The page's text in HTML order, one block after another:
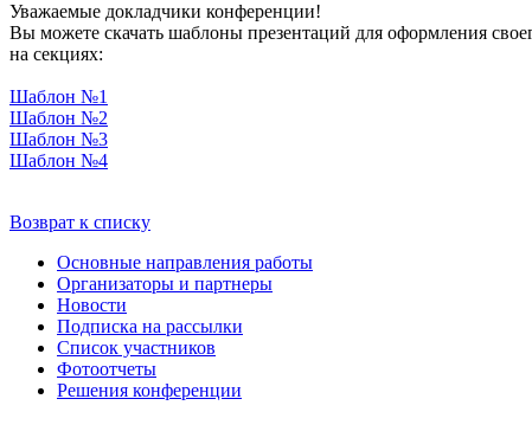
Уважаемые докладчики конференции!
Вы можете скачать шаблоны презентаций для оформления
на секциях:
Шаблон №1
Шаблон №2
Шаблон №3
Шаблон №4
Возврат к списку
Основные направления работы
Организаторы и партнеры
Новости
Подписка на рассылки
Список участников
Фотоотчеты
Решения конференции